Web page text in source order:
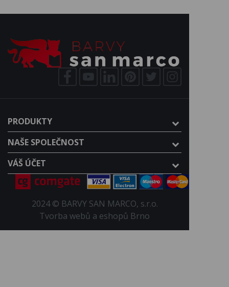
PRODUKTY
NAŠE SPOLEČNOST
VÁŠ ÚČET
2024 © BARVY SAN MARCO, s.r.o.
Tvorba webů a eshopů Brno